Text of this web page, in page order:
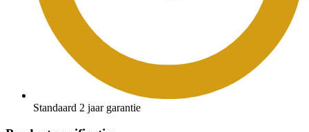
Standaard 2 jaar garantie